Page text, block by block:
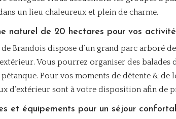
un lieu chaleureux et plein de charme.
naturel de 20 hectares pour vos
de Brandois dispose d’un grand parc arboré
Vous pourrez organiser des balades
Pour vos moments de détente & de
d’extérieur sont à votre disposition afin de
et équipements pour un séjour